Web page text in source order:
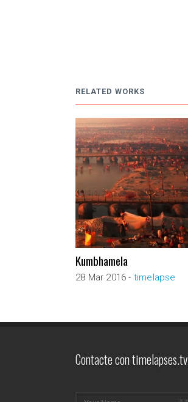
RELATED WORKS
Kumbhamela
28 Mar 2016 - timelapse
Contacte con timelapses.tv